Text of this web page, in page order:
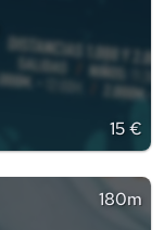
15 €
180m